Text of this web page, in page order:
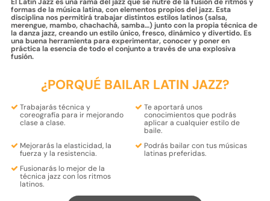
formas de la música latina, con elementos propios del jazz. Esta
disciplina nos permitirá trabajar distintos estilos latinos (salsa,
merengue, mambo, chachachá, samba…) junto con la propia técnica de
la danza jazz, creando un estilo único, fresco, dinámico y divertido. Es
una buena herramienta para experimentar, conocer y poner en
práctica la esencia de todo el conjunto a través de una explosiva
fusión.
¿PORQUÉ BAILAR LATIN JAZZ?
Trabajarástécnica y
coreografía para ir mejorando
clase a clase.
Te aportará unos
conocimientos quepodrás
aplicar a cualquier estilo de
baile.
Mejorarás la elasticidad, la
fuerza y la resistencia.
Podrás bailar con tusmúsicas
latinaspreferidas.
Fusionarás lo mejor de la
técnica jazz con losritmos
latinos.